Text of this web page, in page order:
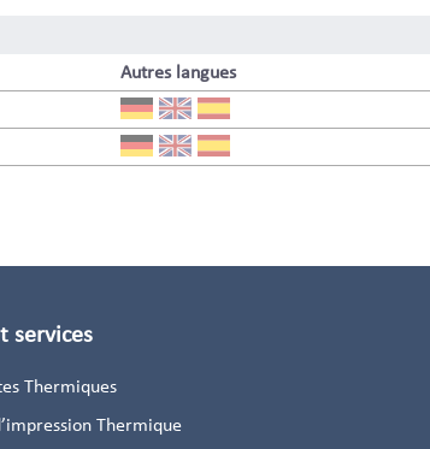
Autres langues
services
Thermiques
Thermique